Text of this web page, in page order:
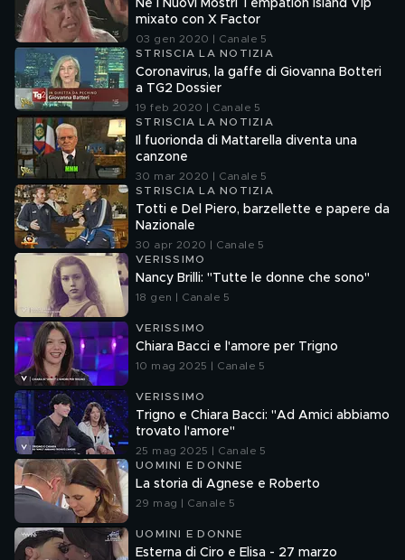
Ne I Nuovi Mostri Tempation Island Vip
mixato con X Factor
03 gen 2020 | Canale 5
STRISCIA LA NOTIZIA
Coronavirus, la gaffe di Giovanna Botteri
a TG2 Dossier
19 feb 2020 | Canale 5
STRISCIA LA NOTIZIA
Il fuorionda di Mattarella diventa una
canzone
30 mar 2020 | Canale 5
STRISCIA LA NOTIZIA
Totti e Del Piero, barzellette e papere da
Nazionale
30 apr 2020 | Canale 5
VERISSIMO
Nancy Brilli: "Tutte le donne che sono"
18 gen | Canale 5
VERISSIMO
Chiara Bacci e l'amore per Trigno
10 mag 2025 | Canale 5
VERISSIMO
Trigno e Chiara Bacci: "Ad Amici abbiamo
trovato l'amore"
25 mag 2025 | Canale 5
UOMINI E DONNE
La storia di Agnese e Roberto
29 mag | Canale 5
UOMINI E DONNE
Esterna di Ciro e Elisa - 27 marzo